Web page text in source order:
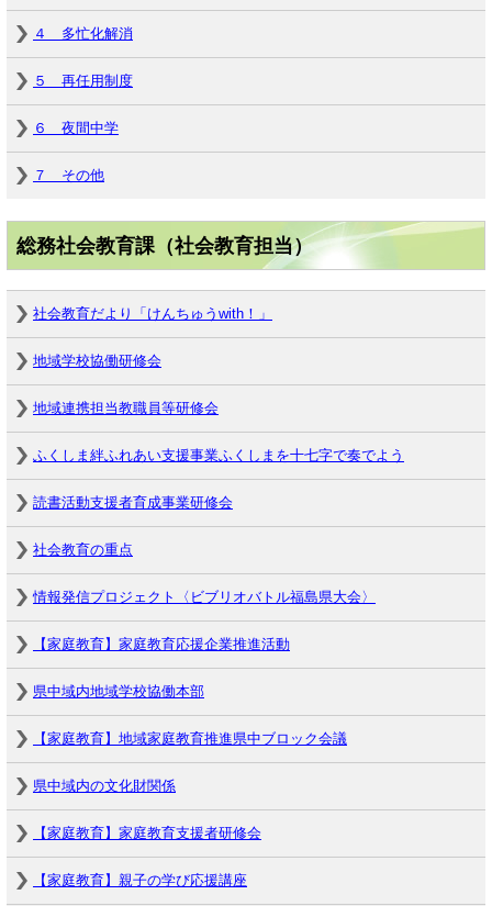
４ 多忙化解消
５ 再任用制度
６ 夜間中学
７ その他
総務社会教育課（社会教育担当）
社会教育だより「けんちゅうwith！」
地域学校協働研修会
地域連携担当教職員等研修会
ふくしま絆ふれあい支援事業ふくしまを十七字で奏でよう
読書活動支援者育成事業研修会
社会教育の重点
情報発信プロジェクト〈ビブリオバトル福島県大会〉
【家庭教育】家庭教育応援企業推進活動
県中域内地域学校協働本部
【家庭教育】地域家庭教育推進県中ブロック会議
県中域内の文化財関係
【家庭教育】家庭教育支援者研修会
【家庭教育】親子の学び応援講座